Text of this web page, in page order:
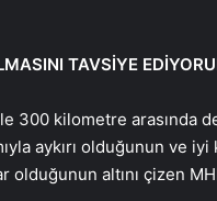
TAVSİYE
300 kilometre arasında
aykırı olduğunun ve
olduğunun altını çizen